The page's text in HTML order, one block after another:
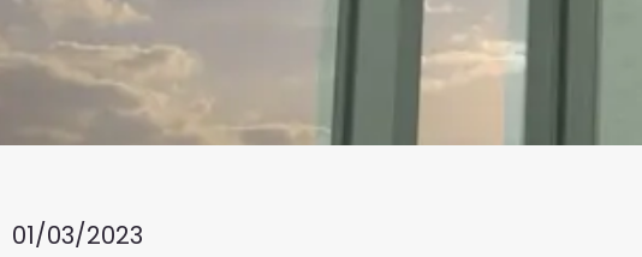
01/03/2023